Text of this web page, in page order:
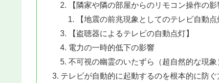
【隣家や隣の部屋からのリモコン操作の影
【地震の前兆現象としてのテレビ自動点
【盗聴器によるテレビの自動点灯】
電力の一時的低下の影響
不可視の幽霊のいたずら（超自然的な現象
テレビが自動的に起動するのを根本的に防ぐ